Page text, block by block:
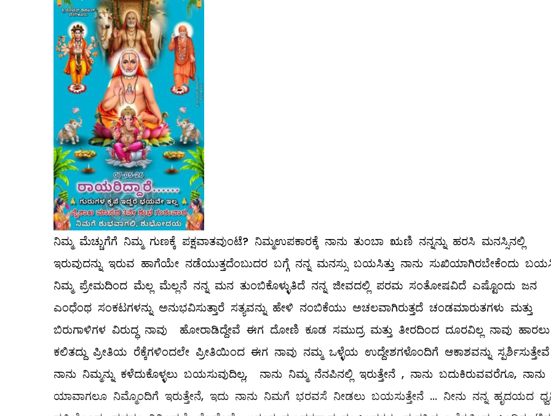
ನಿಮ್ಮ ಮೆಚ್ಚುಗೆಗೆ ನಿಮ್ಮ ಗುಣಕ್ಕೆ ಪಕ್ಷವಾತವುಂಟೆ? ನಿಮ್ಮಉಪಕಾರಕ್ಕೆ ನಾನು ತುಂಬಾ ಋಣಿ ನನ್ನನ್ನು ಹರಸಿ ಮನಸ್ಸಿನಲ್ಲಿ
ಇರುವುದನ್ನು ಇರುವ ಹಾಗೆಯೇ ನಡೆಯುತ್ತದೆಂಬುದರ ಬಗ್ಗೆ ನನ್ನ ಮನಸ್ಸು ಬಯಸಿತ್ತು ನಾನು ಸುಖಿಯಾಗಿರಬೇಕೆಂದು
ನಿಮ್ಮ ಪ್ರೇಮದಿಂದ ಮೆಲ್ಲ ಮೆಲ್ಲನೆ ನನ್ನ ಮನ ತುಂಬಿಕೊಳ್ಳುತಿದೆ ನನ್ನ ಜೀವದಲ್ಲಿ ಪರಮ ಸಂತೋಷವಿದೆ ಎಷ್ಟೊಂದು ಜನ
ಎಂಧೆಂಥ ಸಂಕಟಗಳನ್ನು ಅನುಭವಿಸುತ್ತಾರೆ ಸತ್ಯವನ್ನು ಹೇಳಿ ನಂಬಿಕೆಯು ಅಚಲವಾಗಿರುತ್ತದೆ ಚಂಡಮಾರುತಗಳು ಮತ್ತು
ಬಿರುಗಾಳಿಗಳ ವಿರುದ್ಧ ನಾವು ಹೋರಾಡಿದ್ದೇವೆ ಈಗ ದೋಣಿ ಕೂಡ ಸಮುದ್ರ ಮತ್ತು ತೀರದಿಂದ ದೂರವಿಲ್ಲ ನಾವು ಹಾರಲು
ಕಲಿತದ್ದು ಪ್ರೀತಿಯ ರೆಕ್ಕೆಗಳಿಂದಲೇ ಪ್ರೀತಿಯಿಂದ ಈಗ ನಾವು ನಮ್ಮ ಒಳ್ಳೆಯ ಉದ್ದೇಶಗಳೊಂದಿಗೆ ಆಕಾಶವನ್ನು ಸ್ಪರ್ಶಿಸುತ್ತೇವೆ
ನಾನು ನಿಮ್ಮನ್ನು ಕಳೆದುಕೊಳ್ಳಲು ಬಯಸುವುದಿಲ್ಲ, ನಾನು ನಿಮ್ಮ ನೆನಪಿನಲ್ಲಿ ಇರುತ್ತೇನೆ , ನಾನು ಬದುಕಿರುವವರೆಗೂ, ನಾನು
ಯಾವಾಗಲೂ ನಿಮ್ಮೊಂದಿಗೆ ಇರುತ್ತೇನೆ, ಇದು ನಾನು ನಿಮಗೆ ಭರವಸೆ ನೀಡಲು ಬಯಸುತ್ತೇನೆ ... ನೀನು ನನ್ನ ಹೃದಯದ